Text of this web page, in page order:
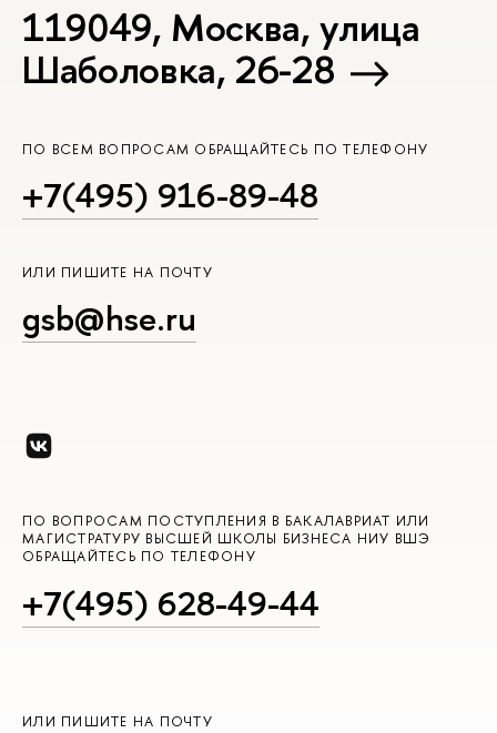
119049, Москва, улица
Шаболовка, 26-28
ПО ВСЕМ ВОПРОСАМ ОБРАЩАЙТЕСЬ ПО ТЕЛЕФОНУ
+7(495) 916-89-48
ИЛИ ПИШИТЕ НА ПОЧТУ
gsb@hse.ru
ПО ВОПРОСАМ ПОСТУПЛЕНИЯ В БАКАЛАВРИАТ ИЛИ
МАГИСТРАТУРУ ВЫСШЕЙ ШКОЛЫ БИЗНЕСА НИУ ВШЭ
ОБРАЩАЙТЕСЬ ПО ТЕЛЕФОНУ
+7(495) 628-49-44
ИЛИ ПИШИТЕ НА ПОЧТУ